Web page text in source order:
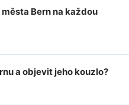
Bern na každou
a objevit jeho kouzlo?